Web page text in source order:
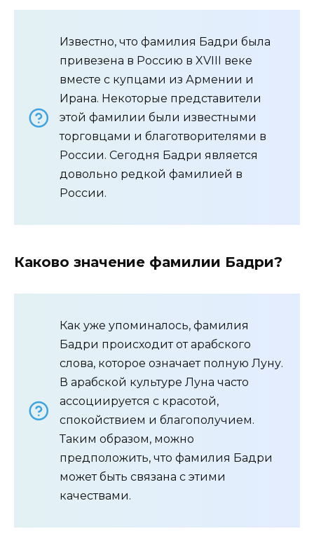
Известно, что фамилия Бадри была
привезена в Россию в XVIII веке
вместе с купцами из Армении и
Ирана. Некоторые представители
этой фамилии были известными
торговцами и благотворителями в
России. Сегодня Бадри является
довольно редкой фамилией в
России.
Каково значение фамилии Бадри?
Как уже упоминалось, фамилия
Бадри происходит от арабского
слова, которое означает полную Луну.
В арабской культуре Луна часто
ассоциируется с красотой,
спокойствием и благополучием.
Таким образом, можно
предположить, что фамилия Бадри
может быть связана с этими
качествами.